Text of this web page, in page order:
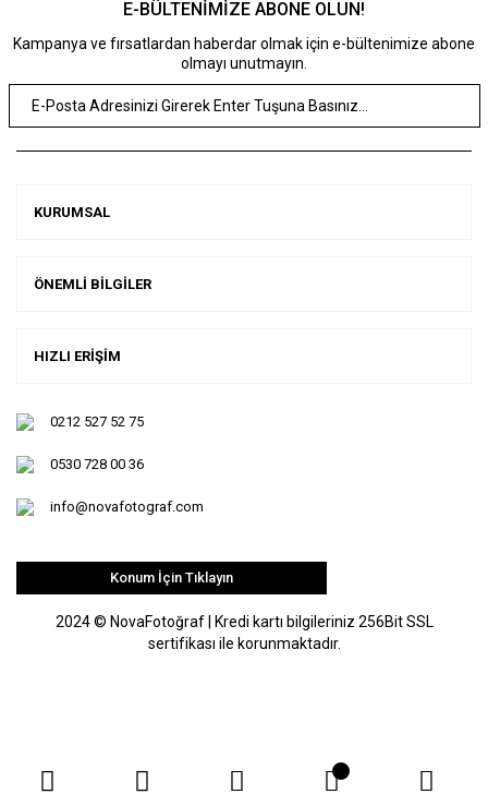
E-BÜLTENİMİZE ABONE OLUN!
Kampanya ve fırsatlardan haberdar olmak için e-bültenimize abone
olmayı unutmayın.
KURUMSAL
ÖNEMLİ BİLGİLER
HIZLI ERİŞİM
0212 527 52 75
0530 728 00 36
info@novafotograf.com
Konum İçin Tıklayın
2024 © NovaFotoğraf | Kredi kartı bilgileriniz 256Bit SSL
sertifikası ile korunmaktadır.